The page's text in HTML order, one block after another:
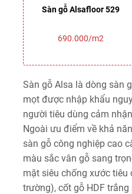
Sàn gỗ Alsafloor 529
690.000/m2
Sàn gỗ Alsa là dòng sàn
mọt được nhập khẩu
người tiêu dùng cảm
Ngoài ưu điểm về khả
sàn gỗ công nghiệp cao
màu sắc vân gỗ sang
mặt siêu chống xước tiêu
trường), cốt gỗ HDF